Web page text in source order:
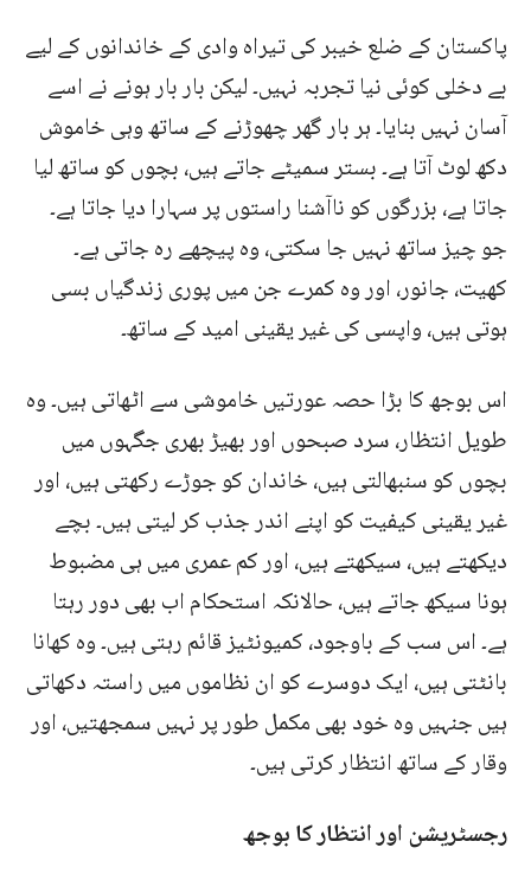
پاکستان کے ضلع خیبر کی تیراہ وادی کے خاندانوں کے لیے
بے دخلی کوئی نیا تجربہ نہیں۔ لیکن بار بار ہونے نے اسے
آسان نہیں بنایا۔ ہر بار گھر چھوڑنے کے ساتھ وہی خاموش
دکھ لوٹ آتا ہے۔ بستر سمیٹے جاتے ہیں، بچوں کو ساتھ لیا
جاتا ہے، بزرگوں کو ناآشنا راستوں پر سہارا دیا جاتا ہے۔
جو چیز ساتھ نہیں جا سکتی، وہ پیچھے رہ جاتی ہے۔
کھیت، جانور، اور وہ کمرے جن میں پوری زندگیاں بسی
ہوتی ہیں، واپسی کی غیر یقینی امید کے ساتھ۔
اس بوجھ کا بڑا حصہ عورتیں خاموشی سے اٹھاتی ہیں۔ وہ
طویل انتظار، سرد صبحوں اور بھیڑ بھری جگہوں میں
بچوں کو سنبھالتی ہیں، خاندان کو جوڑے رکھتی ہیں، اور
غیر یقینی کیفیت کو اپنے اندر جذب کر لیتی ہیں۔ بچے
دیکھتے ہیں، سیکھتے ہیں، اور کم عمری میں ہی مضبوط
ہونا سیکھ جاتے ہیں، حالانکہ استحکام اب بھی دور رہتا
ہے۔ اس سب کے باوجود، کمیونٹیز قائم رہتی ہیں۔ وہ کھانا
بانٹتی ہیں، ایک دوسرے کو ان نظاموں میں راستہ دکھاتی
ہیں جنہیں وہ خود بھی مکمل طور پر نہیں سمجھتیں، اور
وقار کے ساتھ انتظار کرتی ہیں۔
رجسٹریشن اور انتظار کا بوجھ